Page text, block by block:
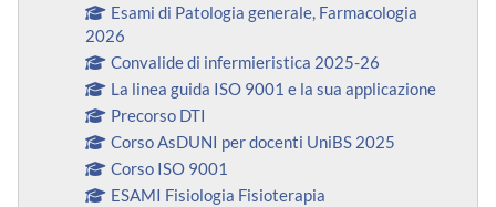
Esami di Patologia generale, Farmacologia
2026
Convalide di infermieristica 2025-26
La linea guida ISO 9001 e la sua applicazione
Precorso DTI
Corso AsDUNI per docenti UniBS 2025
Corso ISO 9001
ESAMI Fisiologia Fisioterapia